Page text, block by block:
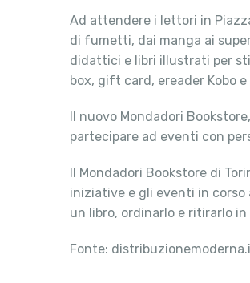
Ad attendere i lettori in
di fumetti, dai manga ai
didattici e libri illustrati per
box, gift card, ereader Kobo
Il nuovo Mondadori
partecipare ad eventi con
Il Mondadori Bookstore di
iniziative e gli eventi in
un libro, ordinarlo e ritirarlo
Fonte: